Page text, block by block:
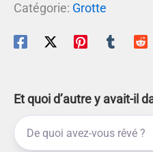
Catégorie: Grotte
Et quoi d’autre y avait-il